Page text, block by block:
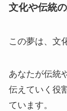
文化や伝統
この夢は、文
あなたが伝統
伝えていく役
ています。